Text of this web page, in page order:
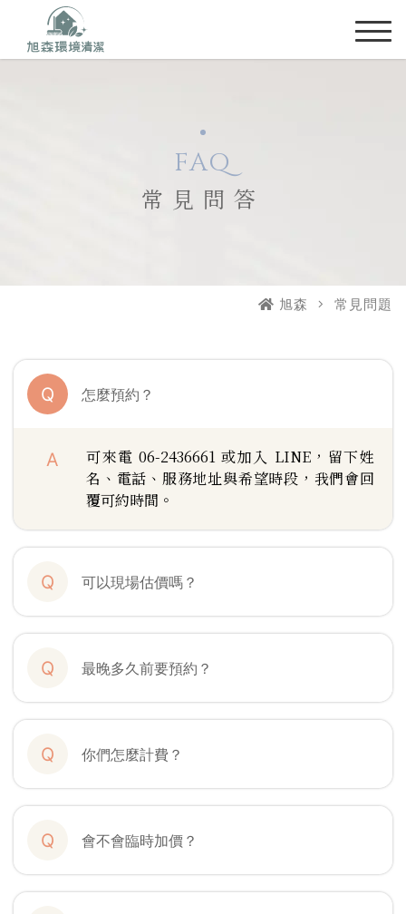
FAQ
常見問答
旭森 常見問題
Q 怎麼預約？
A 可來電 06-2436661或加入 LINE，留下姓
名、電話、服務地址與希望時段，我們會回
覆可約時間。
Q 可以現場估價嗎？
Q 最晚多久前要預約？
Q 你們怎麼計費？
Q 會不會臨時加價？